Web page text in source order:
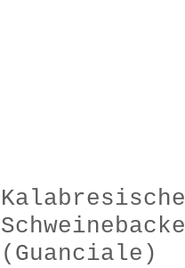
Kalabresische
Schweinebacke
(Guanciale)